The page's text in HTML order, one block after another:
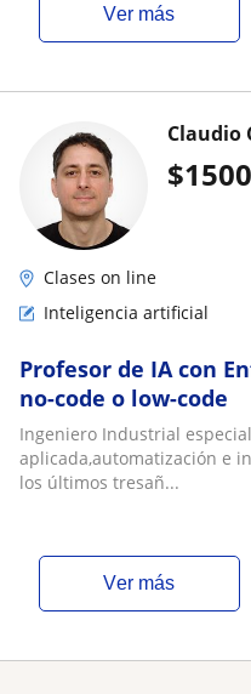
ver más
$
Claudio
Clases on line
Inteligencia artificial
Profesor de IA con
no-code o low-code
Ingeniero Industrial
aplicada,automatización e
los últimos tresañ...
ver más